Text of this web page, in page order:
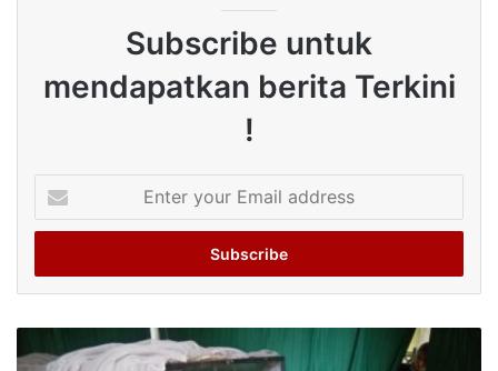
Subscribe untuk
mendapatkan berita Terkini
!
your
Email